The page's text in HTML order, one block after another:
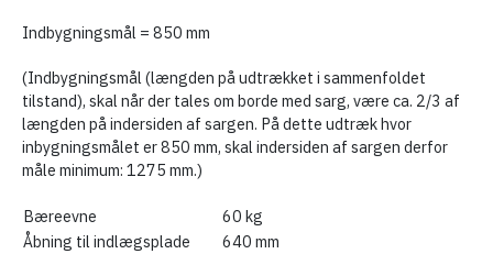
Indbygningsmål = 850 mm
(Indbygningsmål (længden på udtrækket i sammenfoldet
tilstand), skal når der tales om borde med sarg, være ca. 2/3 af
længden på indersiden af sargen. På dette udtræk hvor
inbygningsmålet er 850 mm, skal indersiden af sargen derfor
måle minimum: 1275 mm.)
Bæreevne
60 kg
Åbning til indlægsplade
640 mm